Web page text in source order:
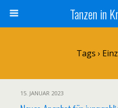
Tanzen in
Tags ›
15. JANUAR 2023